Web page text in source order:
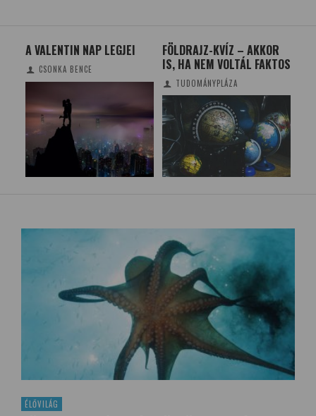
A VALENTIN NAP LEGJEI
CSONKA BENCE
FÖLDRAJZ-KVÍZ – AKKOR
IS, HA NEM VOLTÁL FAKTOS
TUDOMÁNYPLÁZA
ÉLŐVILÁG